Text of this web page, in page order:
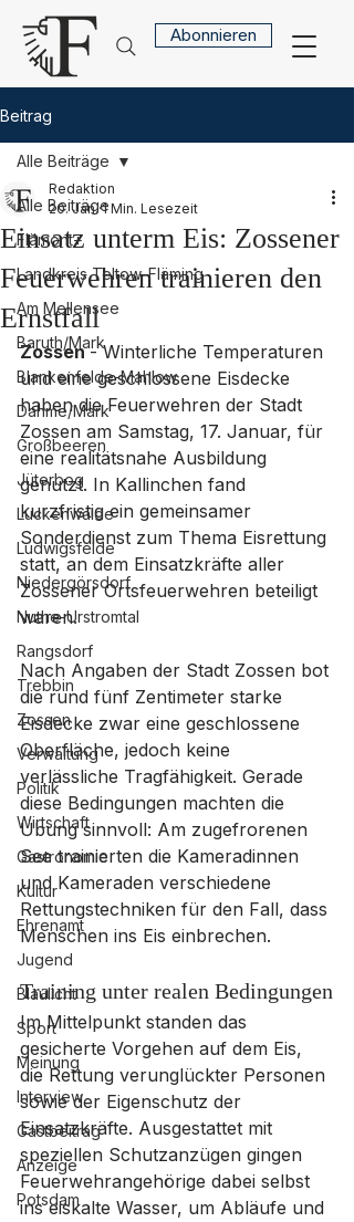
Abonnieren
Beitrag
Alle Beiträge
Flämont+
Landkreis Teltow-Fläming
Am Mellensee
Baruth/Mark
Blankenfelde-Mahlow
Dahme/Mark
Großbeeren
Jüterbog
Luckenwalde
Ludwigsfelde
Niedergörsdorf
Nuthe-Urstromtal
Rangsdorf
Trebbin
Zossen
Verwaltung
Politik
Wirtschaft
Gastronomie
Kultur
Ehrenamt
Jugend
Blaulicht
Sport
Meinung
Interview
Gastbeitrag
Anzeige
Potsdam
Alle Beiträge
Einsatz unterm Eis: Zossener
Feuerwehren trainieren den
Ernstfall
Redaktion
20. Jan. 1 Min. Lesezeit
Zossen - Winterliche Temperaturen
und eine geschlossene Eisdecke
haben die Feuerwehren der Stadt
Zossen am Samstag, 17. Januar, für
eine realitätsnahe Ausbildung
genutzt. In Kallinchen fand
kurzfristig ein gemeinsamer
Sonderdienst zum Thema Eisrettung
statt, an dem Einsatzkräfte aller
Zossener Ortsfeuerwehren beteiligt
waren.
Nach Angaben der Stadt Zossen bot
die rund fünf Zentimeter starke
Eisdecke zwar eine geschlossene
Oberfläche, jedoch keine
verlässliche Tragfähigkeit. Gerade
diese Bedingungen machten die
Übung sinnvoll: Am zugefrorenen
See trainierten die Kameradinnen
und Kameraden verschiedene
Rettungstechniken für den Fall, dass
Menschen ins Eis einbrechen.
Training unter realen Bedingungen
Im Mittelpunkt standen das
gesicherte Vorgehen auf dem Eis,
die Rettung verunglückter Personen
sowie der Eigenschutz der
Einsatzkräfte. Ausgestattet mit
speziellen Schutzanzügen gingen
Feuerwehrangehörige dabei selbst
ins eiskalte Wasser, um Abläufe und